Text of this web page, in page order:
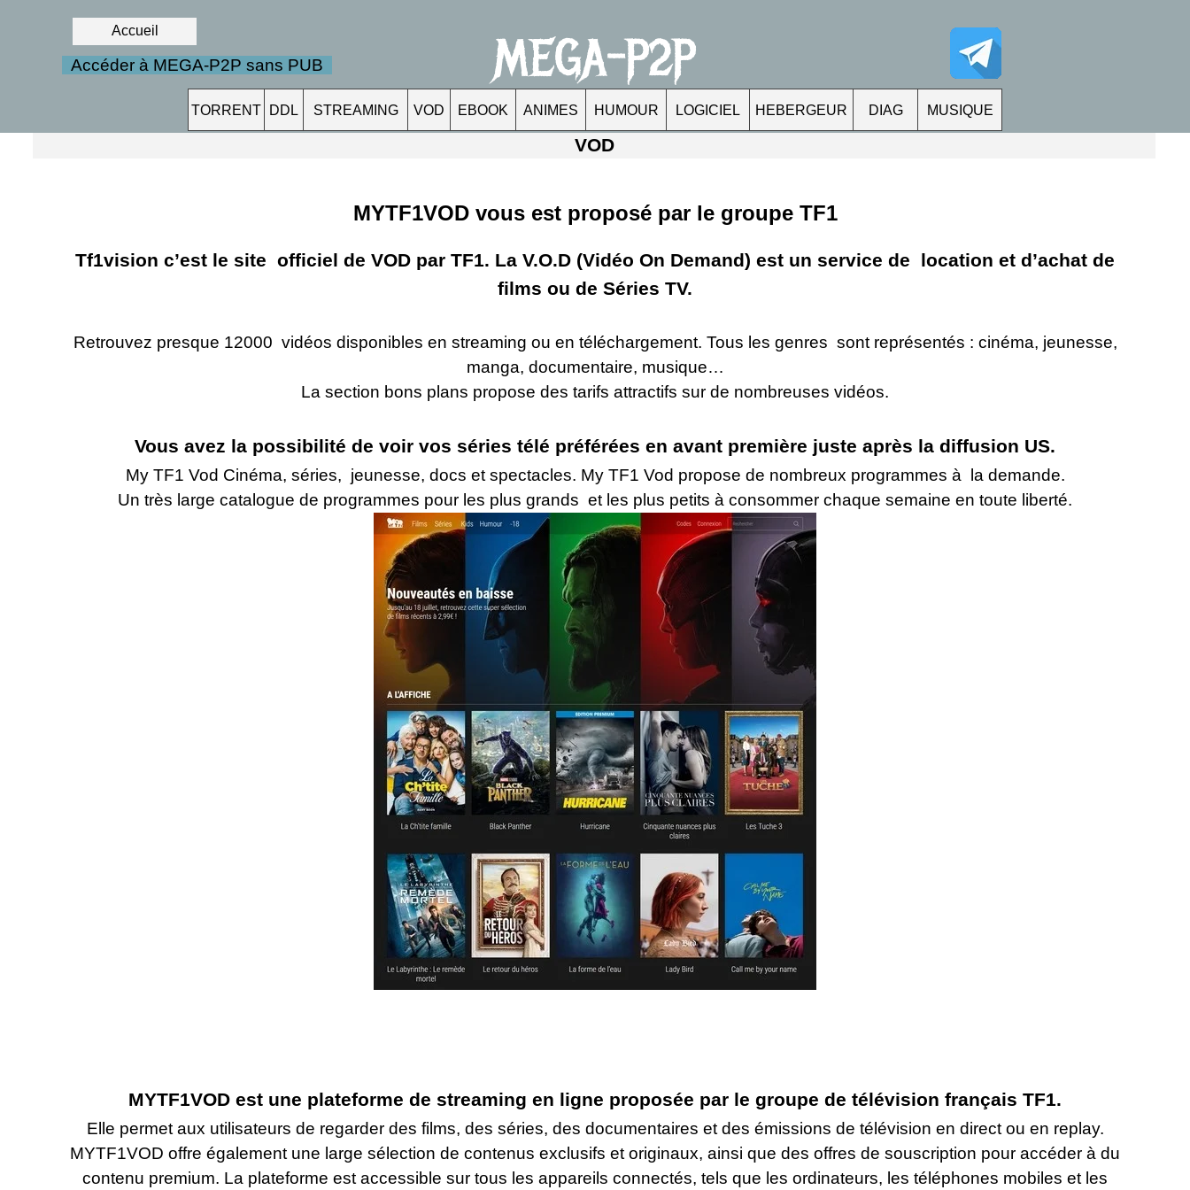
MEGA-P2P
Accueil
TORRENT DDL STREAMING VOD EBOOK ANIMES HUMOUR LOGICIEL HEBERGEUR DIAG MUSIQUE
Accéder à MEGA-P2P sans PUB
VOD
MYTF1VOD vous est proposé par le groupe TF1
Tf1vision c’est le site officiel de VOD par TF1. La V.O.D (Vidéo On Demand) est un service de location et d’achat de
films ou de Séries TV.
Retrouvez presque 12000 vidéos disponibles en streaming ou en téléchargement. Tous les genres sont représentés : cinéma, jeunesse,
manga, documentaire, musique…
La section bons plans propose des tarifs attractifs sur de nombreuses vidéos.
Vous avez la possibilité de voir vos séries télé préférées en avant première juste après la diffusion US.
My TF1 Vod Cinéma, séries, jeunesse, docs et spectacles. My TF1 Vod propose de nombreux programmes à la demande.
Un très large catalogue de programmes pour les plus grands et les plus petits à consommer chaque semaine en toute liberté.
MYTF1VOD est une plateforme de streaming en ligne proposée par le groupe de télévision français TF1.
Elle permet aux utilisateurs de regarder des films, des séries, des documentaires et des émissions de télévision en direct ou en replay.
MYTF1VOD offre également une large sélection de contenus exclusifs et originaux, ainsi que des offres de souscription pour accéder à du
contenu premium. La plateforme est accessible sur tous les appareils connectés, tels que les ordinateurs, les téléphones mobiles et les